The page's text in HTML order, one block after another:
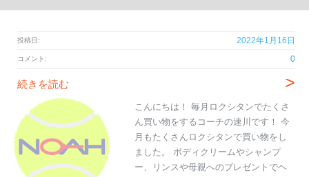
投稿日: 2022年1月16日
コメント: 0
続きを読む >
こんにちは！ 毎月ロクシタンでたくさ
ん買い物をするコーチの速川です！ 今
月もたくさんロクシタンで買い物をし
ました。 ボディクリームやシャンプ
ー、リンスや母親へのプレゼントでヘ